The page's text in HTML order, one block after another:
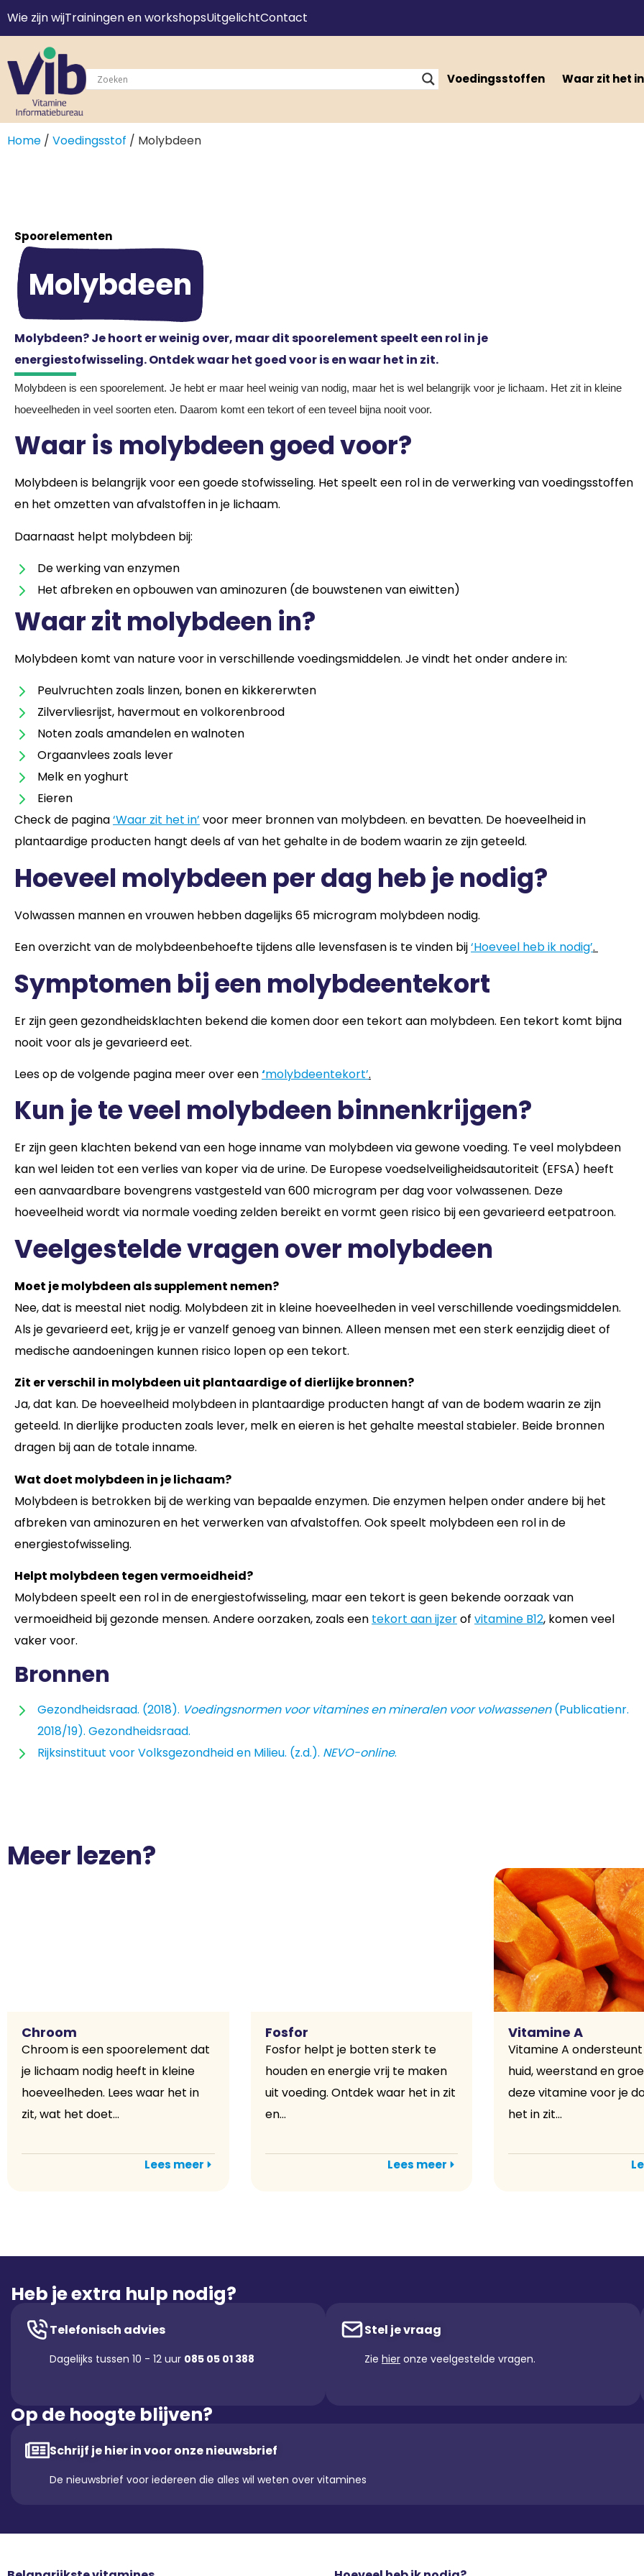
Wie zijn wijTrainingen en workshopsUitgelichtContact
Voedingsstoffen Waar zit het in
Home / Voedingsstof / Molybdeen
Spoorelementen
Molybdeen
Molybdeen? Je hoort er weinig over, maar dit spoorelement speelt een rol in je
energiestofwisseling. Ontdek waar het goed voor is en waar het in zit.
Molybdeen is een spoorelement. Je hebt er maar heel weinig van nodig, maar het is wel belangrijk voor je lichaam. Het zit in kleine
hoeveelheden in veel soorten eten. Daarom komt een tekort of een teveel bijna nooit voor.
Waar is molybdeen goed voor?
Molybdeen is belangrijk voor een goede stofwisseling. Het speelt een rol in de verwerking van voedingsstoffen
en het omzetten van afvalstoffen in je lichaam.
Daarnaast helpt molybdeen bij:
De werking van enzymen
Het afbreken en opbouwen van aminozuren (de bouwstenen van eiwitten)
Waar zit molybdeen in?
Molybdeen komt van nature voor in verschillende voedingsmiddelen. Je vindt het onder andere in:
Peulvruchten zoals linzen, bonen en kikkererwten
Zilvervliesrijst, havermout en volkorenbrood
Noten zoals amandelen en walnoten
Orgaanvlees zoals lever
Melk en yoghurt
Eieren
Check de pagina‘Waar zit het in’ voor meer bronnen van molybdeen. en bevatten. De hoeveelheid in
plantaardige producten hangt deels af van het gehalte in de bodem waarin ze zijn geteeld.
Hoeveel molybdeen per dag heb je nodig?
Volwassen mannen en vrouwen hebben dagelijks 65 microgram molybdeen nodig.
Een overzicht van de molybdeenbehoefte tijdens alle levensfasen is te vinden bij‘Hoeveel heb ik nodig’.
Symptomen bij een molybdeentekort
Er zijn geen gezondheidsklachten bekend die komen door een tekort aan molybdeen. Een tekort komt bijna
nooit voor als je gevarieerd eet.
Lees op de volgende pagina meer over een‘molybdeentekort’.
Kun je te veel molybdeen binnenkrijgen?
Er zijn geen klachten bekend van een hoge inname van molybdeen via gewone voeding. Te veel molybdeen
kan wel leiden tot een verlies van koper via de urine. De Europese voedselveiligheidsautoriteit (EFSA) heeft
een aanvaardbare bovengrens vastgesteld van 600 microgram per dag voor volwassenen. Deze
hoeveelheid wordt via normale voeding zelden bereikt en vormt geen risico bij een gevarieerd eetpatroon.
Veelgestelde vragen over molybdeen
Moet je molybdeen als supplement nemen?
Nee, dat is meestal niet nodig. Molybdeen zit in kleine hoeveelheden in veel verschillende voedingsmiddelen.
Als je gevarieerd eet, krijg je er vanzelf genoeg van binnen. Alleen mensen met een sterk eenzijdig dieet of
medische aandoeningen kunnen risico lopen op een tekort.
Zit er verschil in molybdeen uit plantaardige of dierlijke bronnen?
Ja, dat kan. De hoeveelheid molybdeen in plantaardige producten hangt af van de bodem waarin ze zijn
geteeld. In dierlijke producten zoals lever, melk en eieren is het gehalte meestal stabieler. Beide bronnen
dragen bij aan de totale inname.
Wat doet molybdeen in je lichaam?
Molybdeen is betrokken bij de werking van bepaalde enzymen. Die enzymen helpen onder andere bij het
afbreken van aminozuren en het verwerken van afvalstoffen. Ook speelt molybdeen een rol in de
energiestofwisseling.
Helpt molybdeen tegen vermoeidheid?
Molybdeen speelt een rol in de energiestofwisseling, maar een tekort is geen bekende oorzaak van
vermoeidheid bij gezonde mensen. Andere oorzaken, zoals een tekort aan ijzerof vitamine B12, komen veel
vaker voor.
Bronnen
Gezondheidsraad. (2018). Voedingsnormen voor vitamines en mineralen voor volwassenen(Publicatienr.
2018/19). Gezondheidsraad.
Rijksinstituut voor Volksgezondheid en Milieu. (z.d.). NEVO-online.
Meer lezen?
Chroom
Chroom is een spoorelement dat
je lichaam nodig heeft in kleine
hoeveelheden. Lees waar het in
zit, wat het doet...
Lees meer
Fosfor
Fosfor helpt je botten sterk te
houden en energie vrij te maken
uit voeding. Ontdek waar het in zit
en...
Lees meer
Vitamine A
Vitamine A ondersteunt
huid, weerstand en
deze vitamine voor je
het in zit...
Heb je extra hulp nodig?
Telefonisch advies
Dagelijks tussen 10 - 12 uur 085 05 01 388
Stel je vraag
Zie hier onze veelgestelde vragen.
Op de hoogte blijven?
Schrijf je hier in voor onze nieuwsbrief
De nieuwsbrief voor iedereen die alles wil weten over vitamines